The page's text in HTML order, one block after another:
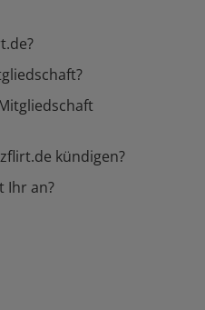
kündigen?
Ihr an?